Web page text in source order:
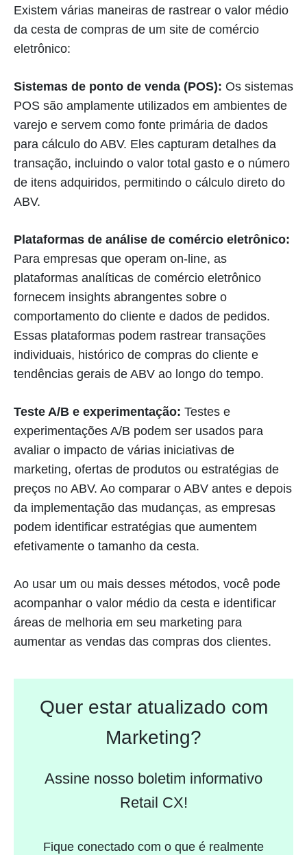
Existem várias maneiras de rastrear o valor médio
da cesta de compras de um site de comércio
eletrônico:
Sistemas de ponto de venda (POS): Os sistemas
POS são amplamente utilizados em ambientes de
varejo e servem como fonte primária de dados
para cálculo do ABV. Eles capturam detalhes da
transação, incluindo o valor total gasto e o número
de itens adquiridos, permitindo o cálculo direto do
ABV.
Plataformas de análise de comércio eletrônico:
Para empresas que operam on-line, as
plataformas analíticas de comércio eletrônico
fornecem insights abrangentes sobre o
comportamento do cliente e dados de pedidos.
Essas plataformas podem rastrear transações
individuais, histórico de compras do cliente e
tendências gerais de ABV ao longo do tempo.
Teste A/B e experimentação: Testes e
experimentações A/B podem ser usados para
avaliar o impacto de várias iniciativas de
marketing, ofertas de produtos ou estratégias de
preços no ABV. Ao comparar o ABV antes e depois
da implementação das mudanças, as empresas
podem identificar estratégias que aumentem
efetivamente o tamanho da cesta.
Ao usar um ou mais desses métodos, você pode
acompanhar o valor médio da cesta e identificar
áreas de melhoria em seu marketing para
aumentar as vendas das compras dos clientes.
Quer estar atualizado com
Marketing?
Assine nosso boletim informativo
Retail CX!
Fique conectado com o que é realmente